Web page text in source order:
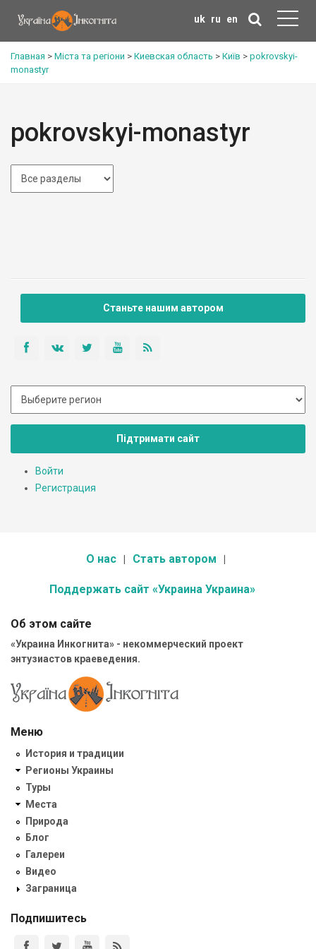
uk ru en
Главная > Міста та регіони > Киевская область > Київ > pokrovskyi-
monastyr
pokrovskyi-monastyr
Станьте нашим автором
Підтримати сайт
Войти
Регистрация
О нас Стать автором
Поддержать сайт «Украина Украина»
Об этом сайте
«Украина Инкогнита» - некоммерческий проект
энтузиастов краеведения.
Меню
История и традиции
Регионы Украины
Туры
Места
Природа
Блог
Галереи
Видео
Заграница
Подпишитесь